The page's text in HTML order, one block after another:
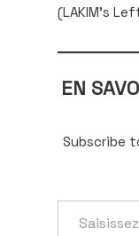
(LAKIM’s
EN
Subscribe
votre